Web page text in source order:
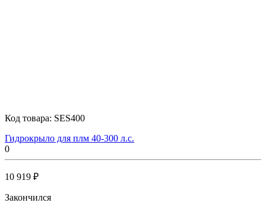
Код товара: SES400
Гидрокрыло для плм 40-300 л.с.
0
10 919 ₽
Закончился